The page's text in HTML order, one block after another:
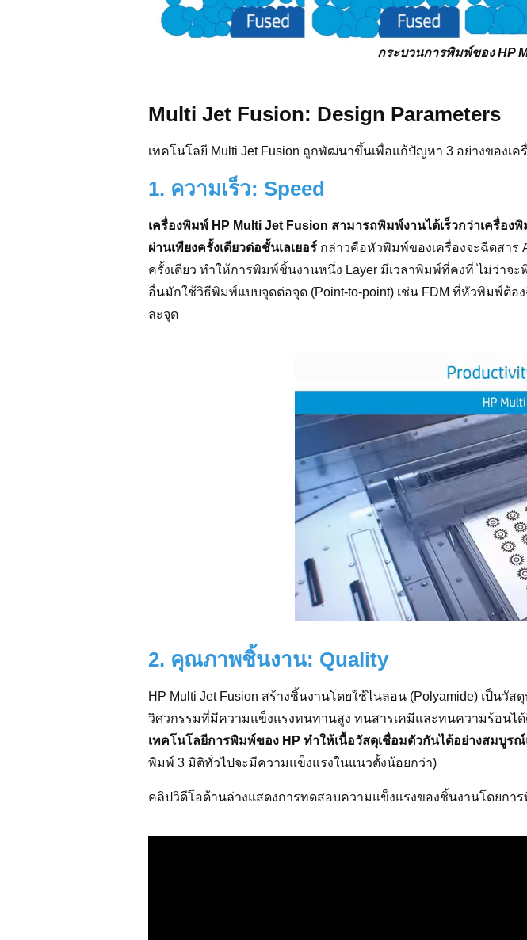
กระบวนการพิมพ์ของ HP
Multi Jet Fusion: Design Parameters
เทคโนโลยี Multi Jet Fusion ถูกพัฒนาขึ้นเพื่อแก้ปัญหา 3 อย่างของ
1. ความเร็ว: Speed
เครื่องพิมพ์ HP Multi Jet Fusion สามารถพิมพ์งานได้เร็วกว่าเครื่อ
ผ่านเพียงครั้งเดียวต่อชั้นเลเยอร์ กล่าวคือหัวพิมพ์ของเครื่องจะฉีดสา
ครั้งเดียว ทำให้การพิมพ์ชิ้นงานหนึ่ง Layer มีเวลาพิมพ์ที่คงที่ ไม่ว่าจ
อื่นมักใช้วิธีพิมพ์แบบจุดต่อจุด (Point-to-point) เช่น FDM ที่หัวพิมพ์ต้
ละจุด
2. คุณภาพชิ้นงาน: Quality
HP Multi Jet Fusion สร้างชิ้นงานโดยใช้ไนลอน (Polyamide) เป็นวั
วิศวกรรมที่มีความแข็งแรงทนทานสูง ทนสารเคมีและทนความร้อนไ
เทคโนโลยีการพิมพ์ของ HP ทำให้เนื้อวัสดุเชื่อมตัวกันได้อย่างสมบู
พิมพ์ 3 มิติทั่วไปจะมีความแข็งแรงในแนวตั้งน้อยกว่า)
คลิปวิดีโอด้านล่างแสดงการทดสอบความแข็งแรงของชิ้นงานโดยก